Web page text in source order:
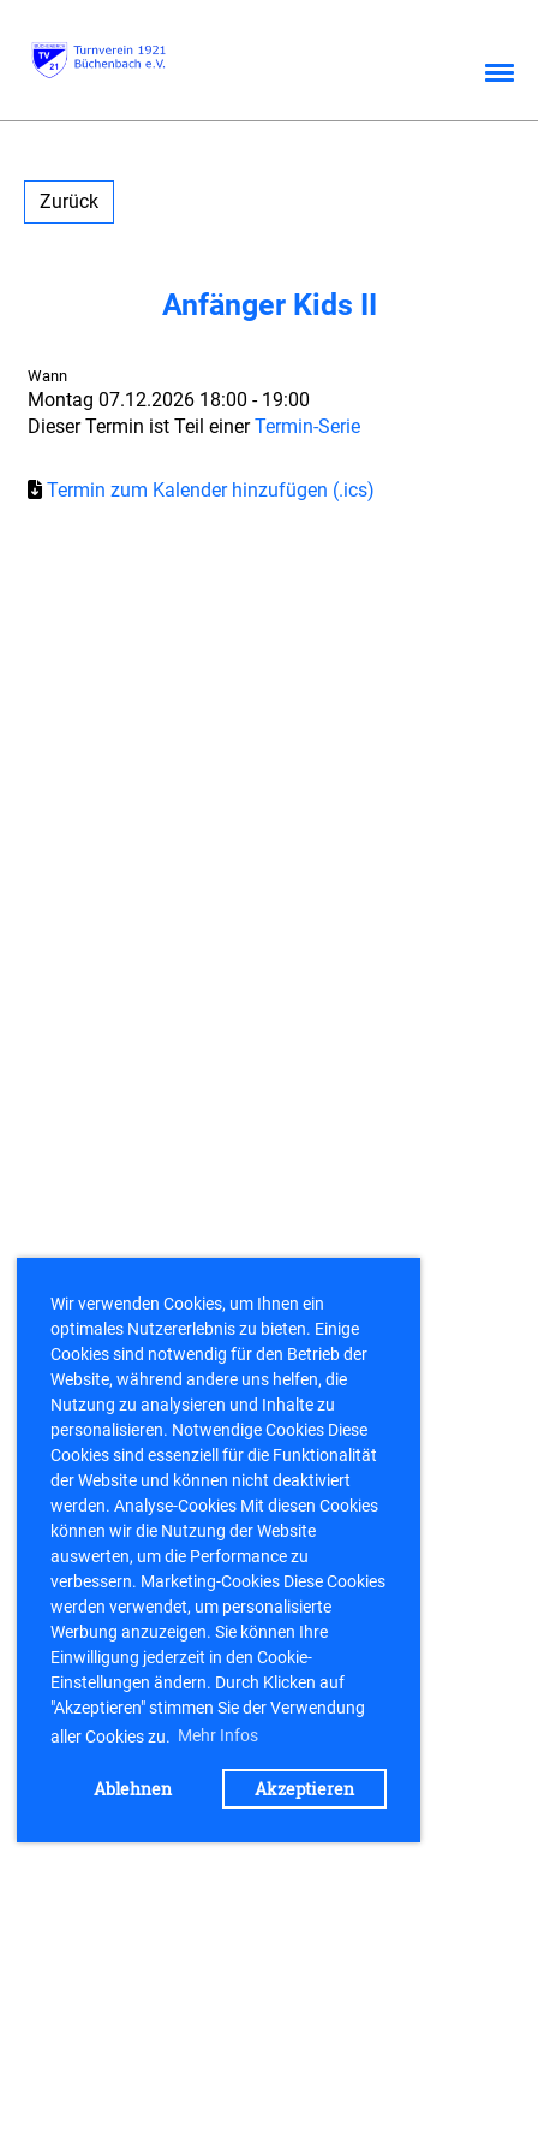
Wir verwenden Cookies, um Ihnen ein
optimales Nutzererlebnis zu bieten. Einige
Cookies sind notwendig für den Betrieb der
Website, während andere uns helfen, die
Nutzung zu analysieren und Inhalte zu
personalisieren. Notwendige Cookies Diese
Cookies sind essenziell für die Funktionalität
der Website und können nicht deaktiviert
werden. Analyse-Cookies Mit diesen Cookies
können wir die Nutzung der Website
auswerten, um die Performance zu
verbessern. Marketing-Cookies Diese Cookies
werden verwendet, um personalisierte
Werbung anzuzeigen. Sie können Ihre
Einwilligung jederzeit in den Cookie-
Einstellungen ändern. Durch Klicken auf
"Akzeptieren" stimmen Sie der Verwendung
aller Cookies zu. Mehr Infos
Ablehnen Akzeptieren
Zurück
Anfänger Kids II
Wann
Montag 07.12.2026 18:00 - 19:00
Dieser Termin ist Teil einerTermin-Serie
Termin zum Kalender hinzufügen (.ics)